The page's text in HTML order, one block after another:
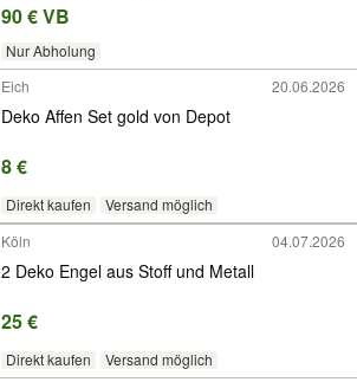
90 € VB
Nur Abholung
Eich 20.06.2026
Deko Affen Set gold von Depot
8 €
Direkt kaufen Versand möglich
Köln 04.07.2026
2 Deko Engel aus Stoff und Metall
25 €
Direkt kaufen Versand möglich